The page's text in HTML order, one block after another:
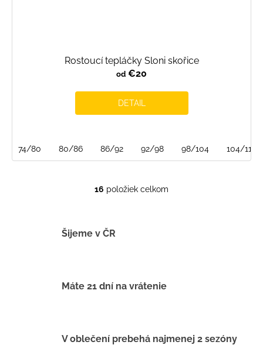
Rostoucí tepláčky Sloni skořice
od €20
DETAIL
74/80 80/86 86/92 92/98 98/104 104/110
O
i
v
16 položiek celkom
Šijeme v ČR
Máte 21 dní na vrátenie
V oblečení prebehá najmenej 2 sezóny